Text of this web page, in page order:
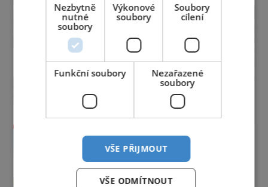
Nezbytně
nutné
soubory
Výkonové
soubory
Soubory
cílení
Funkční soubory
Nezařazené
soubory
VŠE PŘIJMOUT
VŠE ODMÍTNOUT